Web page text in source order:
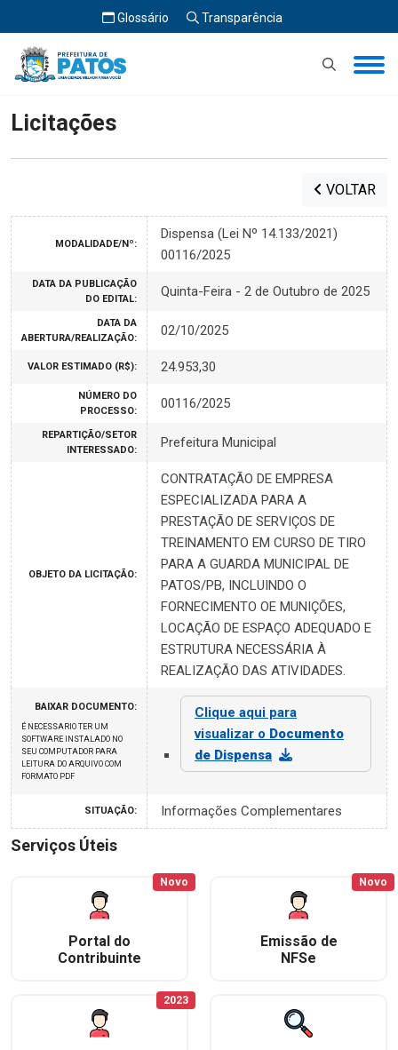
Glossário Transparência
Início Licitações
Licitações
VOLTAR
MODALIDADE/Nº:
Dispensa (Lei Nº 14.133/2021)
00116/2025
DATA DA PUBLICAÇÃO
DO EDITAL:
Quinta-Feira - 2 de Outubro de 2025
DATA DA
ABERTURA/REALIZAÇÃO:
02/10/2025
VALOR ESTIMADO (R$): 24.953,30
NÚMERO DO
PROCESSO:
00116/2025
REPARTIÇÃO/SETOR
INTERESSADO:
Prefeitura Municipal
OBJETO DA LICITAÇÃO:
CONTRATAÇÃO DE EMPRESA
ESPECIALIZADA PARA A
PRESTAÇÃO DE SERVIÇOS DE
TREINAMENTO EM CURSO DE TIRO
PARA A GUARDA MUNICIPAL DE
PATOS/PB, INCLUINDO O
FORNECIMENTO OE MUNIÇÕES,
LOCAÇÃO DE ESPAÇO ADEQUADO E
ESTRUTURA NECESSÁRIA À
REALIZAÇÃO DAS ATIVIDADES.
BAIXAR DOCUMENTO:
É NECESSARIO TER UM
SOFTWARE INSTALADO NO
SEU COMPUTADOR PARA
LEITURA DO ARQUIVO COM
FORMATO PDF
Clique aqui para
visualizar o Documento
de Dispensa
SITUAÇÃO: Informações Complementares
Serviços Úteis
Portal do
Contribuinte
Novo
Emissão de
NFSe
Novo
2023